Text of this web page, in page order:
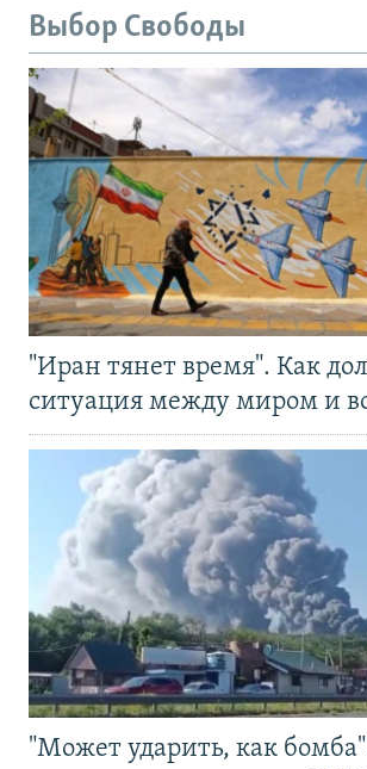
Выбор Свободы
"Иран тянет время". Как
ситуация между миром и
"Может ударить, как